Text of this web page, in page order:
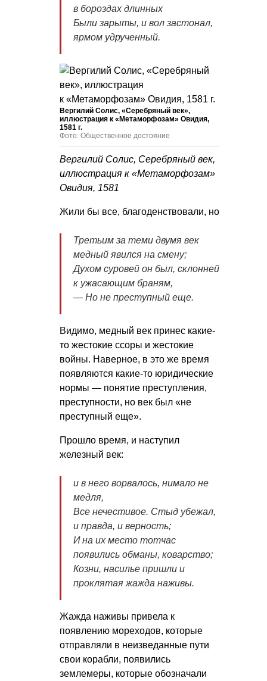
в бороздах длинных
Были зарыты, и вол застонал,
ярмом удрученный.
Вергилий Солис, «Серебряный век»,
иллюстрация к «Метаморфозам» Овидия,
1581 г.
Фото: Общественное достояние
Вергилий Солис, Серебряный век,
иллюстрация к «Метаморфозам»
Овидия, 1581
Жили бы все, благоденствовали, но
Третьим за теми двумя век
медный явился на смену;
Духом суровей он был, склонней
к ужасающим браням,
— Но не преступный еще.
Видимо, медный век принес какие-
то жестокие ссоры и жестокие
войны. Наверное, в это же время
появляются какие-то юридические
нормы — понятие преступления,
преступности, но век был «не
преступный еще».
Прошло время, и наступил
железный век:
и в него ворвалось, нимало не
медля,
Все нечестивое. Стыд убежал,
и правда, и верность;
И на их место тотчас
появились обманы, коварство;
Козни, насилье пришли и
проклятая жажда наживы.
Жажда наживы привела к
появлению мореходов, которые
отправляли в неизведанные пути
свои корабли, появились
землемеры, которые обозначали